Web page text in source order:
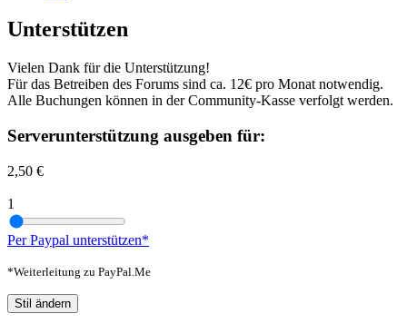
Unterstützen
Vielen Dank für die Unterstützung!
Für das Betreiben des Forums sind ca. 12€ pro Monat notwendig.
Alle Buchungen können in der Community-Kasse verfolgt werden.
Serverunterstützung ausgeben für:
2,50 €
1
Per Paypal unterstützen*
*Weiterleitung zu PayPal.Me
Stil ändern